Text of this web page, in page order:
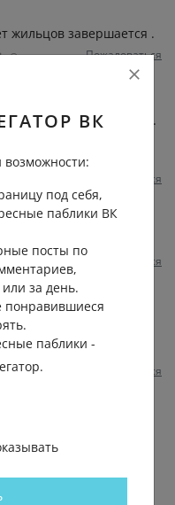
жильцов завершается .
Отвечать Пожаловаться
управляющая компания.
комфорт.
Пожаловаться
.
0 Пожаловаться
и отключил всё в
Отвечать Пожаловаться
ВК
под себя,
паблики ВК
посты по
за день.
понравившиеся
паблики -